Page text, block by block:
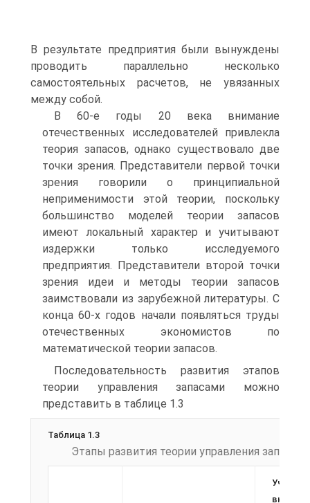
В результате предприятия были вынуждены
проводить параллельно несколько
самостоятельных расчетов, не увязанных
между собой.
В 60-е годы 20 века внимание
отечественных исследователей привлекла
теория запасов, однако существовало две
точки зрения. Представители первой точки
зрения говорили о принципиальной
неприменимости этой теории, поскольку
большинство моделей теории запасов
имеют локальный характер и учитывают
издержки только исследуемого
предприятия. Представители второй точки
зрения идеи и методы теории запасов
заимствовали из зарубежной литературы. С
конца 60-х годов начали появляться труды
отечественных экономистов по
математической теории запасов.
Последовательность развития этапов
теории управления запасами можно
представить в таблице 1.3
Таблица 1.3
Этапы развития теории управления
Ученые,
внесшие